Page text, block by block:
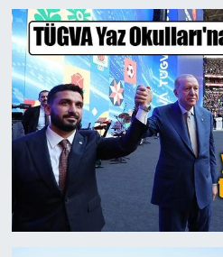
Gayrimenkul
Spor
Eğitim